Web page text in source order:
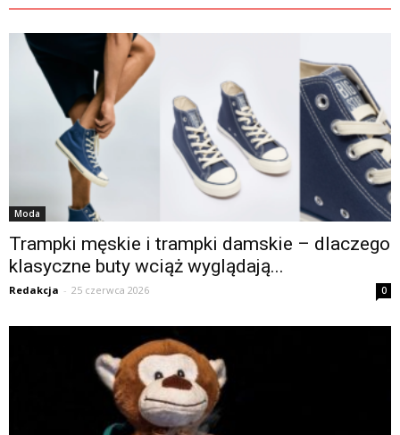
Moda
Trampki męskie i trampki damskie – dlaczego
klasyczne buty wciąż wyglądają...
Redakcja - 25 czerwca 2026 0